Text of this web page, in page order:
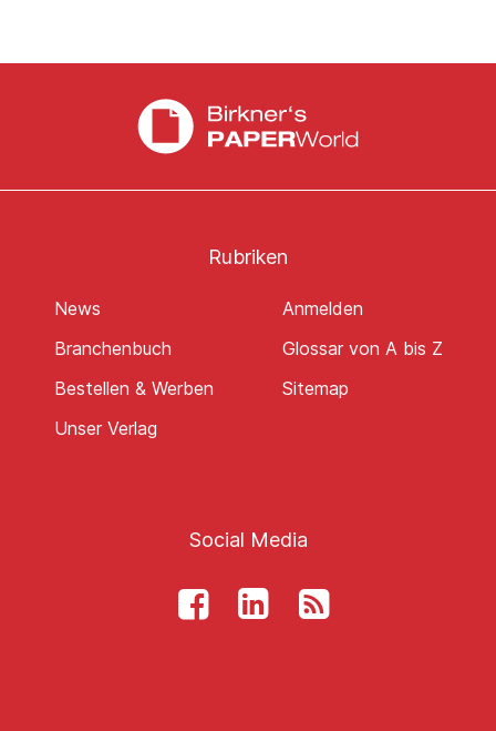
Rubriken
News
Branchenbuch
Bestellen & Werben
Unser Verlag
Anmelden
Glossar von A bis Z
Sitemap
Social Media